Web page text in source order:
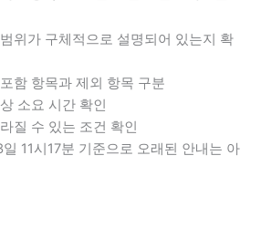
위가 구체적으로 설명되어 있는지 확
함 항목과 제외 항목 구분
소요 시간 확인
질 수 있는 조건 확인
11시17분 기준으로 오래된 안내는 아